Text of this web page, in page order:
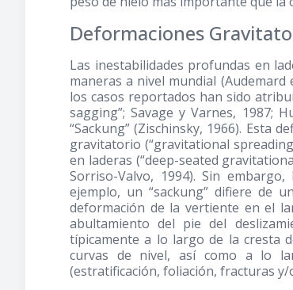
Deformaciones
Las inestabilidades profundas en
maneras a nivel mundial
los casos reportados han sido
sagging”; Savage y Varnes, 1987;
“Sackung” (Zischinsky, 1966). Esta
gravitatorio (“gravitational
en laderas (“deep-seated
Sorriso-Valvo, 1994). Sin
ejemplo, un “sackung” difiere de
deformación de la vertiente en el
abultamiento del pie del
típicamente a lo largo de la cresta
curvas de nivel, así como a lo
(estratificación, foliación, fracturas y/